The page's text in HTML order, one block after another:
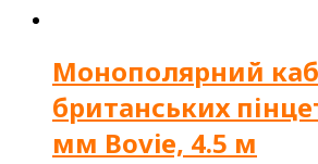
Монополярний
британських
мм Bovie, 4.5 м